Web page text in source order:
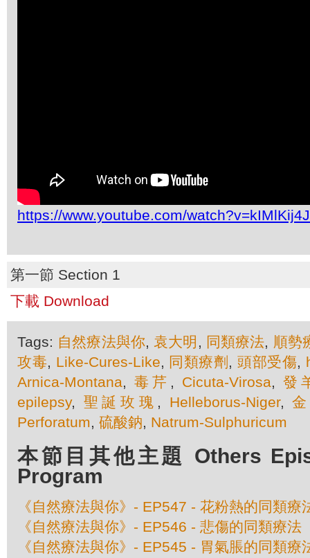
https://www.youtube.com/
第一節 Section 1
下載 Download
Tags: 自然療法與你,袁大明 , 同類療法, 順勢
攻毒, Like-Cures-Like, 同類療劑 ,頭部受傷,
Arnica-Montana, 毒芹 , Cicuta-Virosa, 發
epilepsy, 聖誕玫瑰 , Helleborus-Niger,
Perforatum, 硫酸鈉, Natrum-Sulphuricum
本節目其他主題 Others
Program
《自然療法與你》- EP547 - 花粉熱的同類療
《自然療法與你》- EP546 - 悲傷的同類療法
《自然療法與你》- EP545 - 胃氣脹的同類療